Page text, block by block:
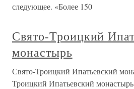
следующее. «Более 150
Свято-Троицкий
монастырь
Свято-Троицкий Ипатьевский
Троицкий Ипатьевский монастырь